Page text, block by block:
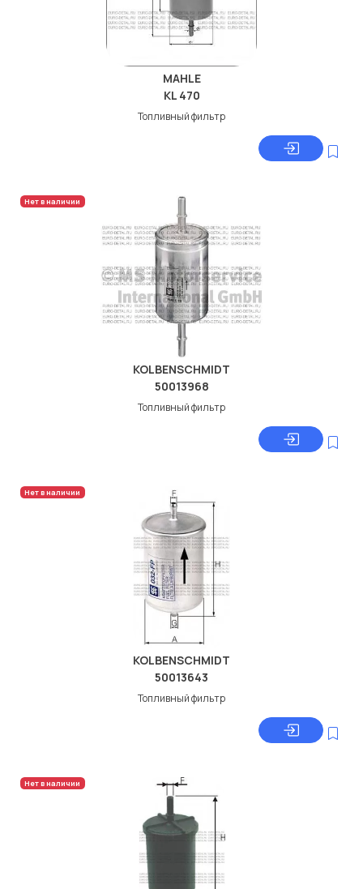
MAHLE
KL 470
Топливный фильтр
Нет в наличии
KOLBENSCHMIDT
50013968
Топливный фильтр
Нет в наличии
KOLBENSCHMIDT
50013643
Топливный фильтр
Нет в наличии